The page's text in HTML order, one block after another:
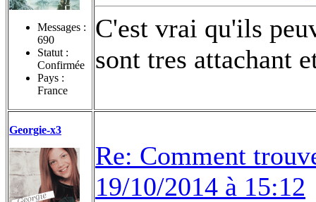
Messages :
690
Statut :
Confirmée
Pays :
France
C'est vrai qu'ils
sont tres attachant
Georgie-x3
Re: Comment
19/10/2014 à 15:12